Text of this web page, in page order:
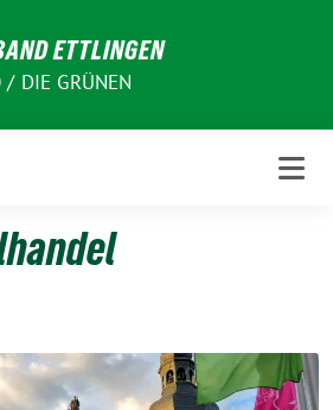
ETTLINGEN
DIE GRÜNEN